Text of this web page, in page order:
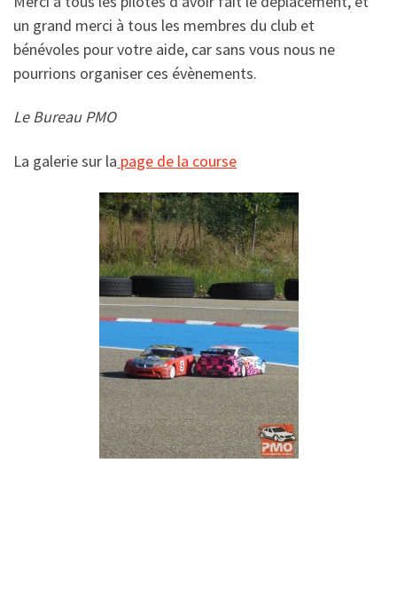
un grand merci à tous les membres du club et
bénévoles pour votre aide, car sans vous nous ne
pourrions organiser ces évènements.
Le Bureau PMO
La galerie sur la page de la course